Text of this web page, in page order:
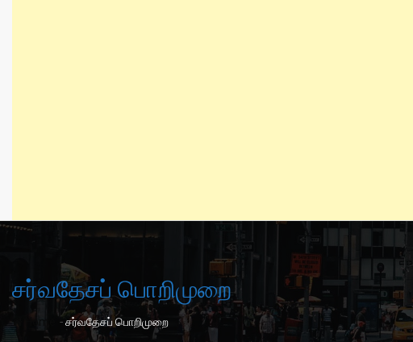
சர்வதேசப் பொறிமுறை
-சர்வதேசப் பொறிமுறை